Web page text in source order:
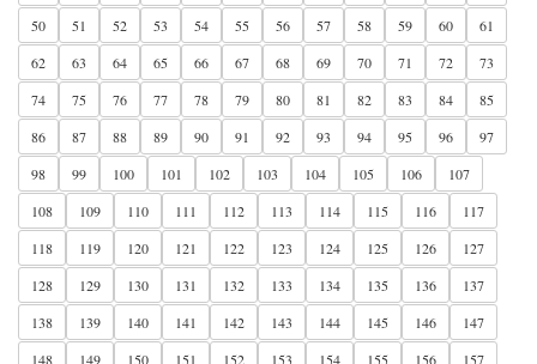
50
51 52 53 54 55 56 57 58 59 60
61
62
63 64 65 66 67 68 69 70 71 72
73
74
75 76 77 78 79 80 81 82 83 84
85
86
87 88 89 90 91 92 93 94 95 96
97
98
99 100 101 102 103 104 105 106
107
108
109 110 111 112 113 114 115 116
117
118
119 120 121 122 123 124 125 126
127
128
129 130 131 132 133 134 135 136
137
138
139 140 141 142 143 144 145 146
147
148
149 150 151 152 153 154 155 156 157